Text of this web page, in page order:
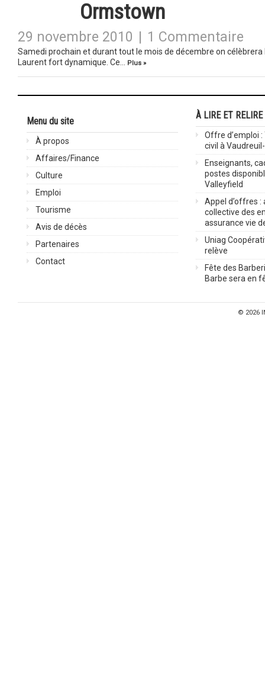
Ormstown
29 novembre 2010 1 Commentaire
Samedi prochain et durant tout le mois de décembre on
Laurent fort dynamique. Ce…
Plus »
Menu du site
À propos
Affaires/Finance
Culture
Emploi
Tourisme
Avis de décès
Partenaires
Contact
À LIRE ET RELIRE
Offre d’emploi
civil à
Enseignants,
postes
Valleyfield
Appel d’offres :
collective des
assurance vie
Uniag
relève
Fête des
Barbe sera en
© 2026